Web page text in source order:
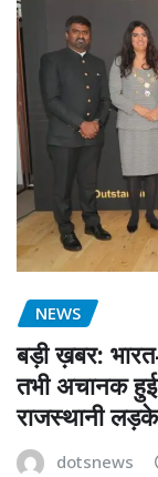
NEWS
बड़ी ख़बर:
तभी अचानक
राजस्थानी
dotsnews